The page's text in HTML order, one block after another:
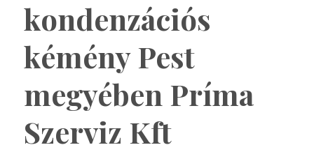
kondenzációs
kémény Pest
megyében Príma
Szerviz Kft